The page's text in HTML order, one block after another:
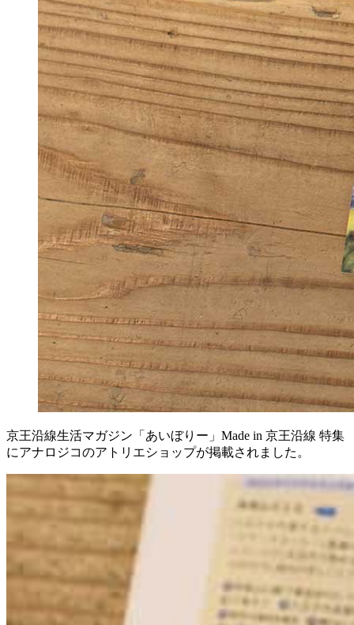
京王沿線生活マガジン「あいぼりー」Made in 京王沿線 特集
にアナロジコのアトリエショップが掲載されました。